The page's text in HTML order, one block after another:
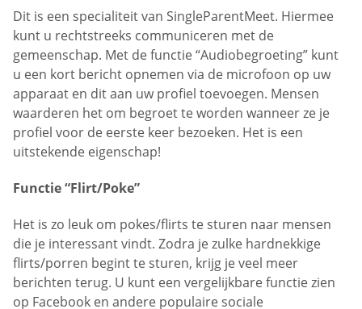
Dit is een specialiteit van SingleParentMeet. Hiermee
kunt u rechtstreeks communiceren met de
gemeenschap. Met de functie “Audiobegroeting” kunt
u een kort bericht opnemen via de microfoon op uw
apparaat en dit aan uw profiel toevoegen. Mensen
waarderen het om begroet te worden wanneer ze je
profiel voor de eerste keer bezoeken. Het is een
uitstekende eigenschap!
Functie “Flirt/Poke”
Het is zo leuk om pokes/flirts te sturen naar mensen
die je interessant vindt. Zodra je zulke hardnekkige
flirts/porren begint te sturen, krijg je veel meer
berichten terug. U kunt een vergelijkbare functie zien
op Facebook en andere populaire sociale